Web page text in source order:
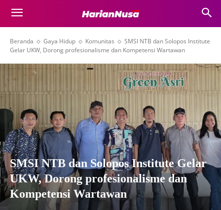
Beranda Gaya Hidup Komunitas
SMSI NTB dan Solopos Institute
Gelar UKW, Dorong profesionalisme dan Kompetensi Wartawan
SMSI NTB dan Solopos Institute Gelar
UKW, Dorong profesionalisme dan
Kompetensi Wartawan